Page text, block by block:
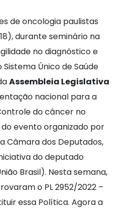
de oncologia paulistas
durante seminário na
no diagnóstico e
Único de Saúde
Assembleia Legislativa
nacional para a
do câncer no
evento organizado por
Câmara dos Deputados,
do deputado
Brasil). Nesta semana,
o PL 2952/2022 –
essa Política. Agora a